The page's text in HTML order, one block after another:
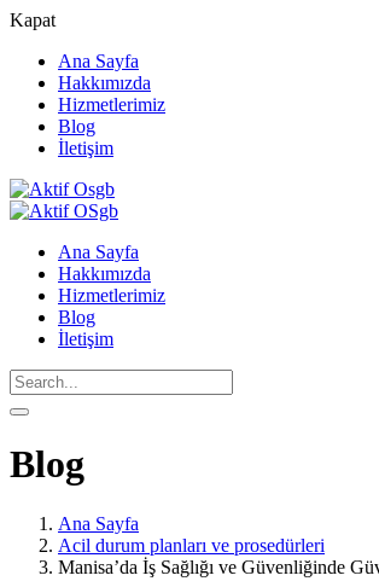
Kapat
Ana Sayfa
Hakkımızda
Hizmetlerimiz
Blog
İletişim
Ana Sayfa
Hakkımızda
Hizmetlerimiz
Blog
İletişim
Blog
Ana Sayfa
Acil durum planları ve prosedürleri
Manisa’da İş Sağlığı ve Güvenliğinde